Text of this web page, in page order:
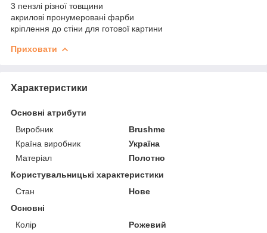
3 пензлі різної товщини
акрилові пронумеровані фарби
кріплення до стіни для готової картини
Приховати
Характеристики
Основні атрибути
Виробник
Brushme
Країна виробник
Україна
Матеріал
Полотно
Користувальницькі характеристики
Стан
Нове
Основні
Колір
Рожевий